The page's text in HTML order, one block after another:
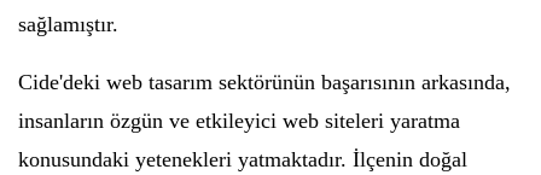
sağlamıştır.
Cide'deki web tasarım sektörünün başarısının arkasında,
insanların özgün ve etkileyici web siteleri yaratma
konusundaki yetenekleri yatmaktadır. İlçenin doğal